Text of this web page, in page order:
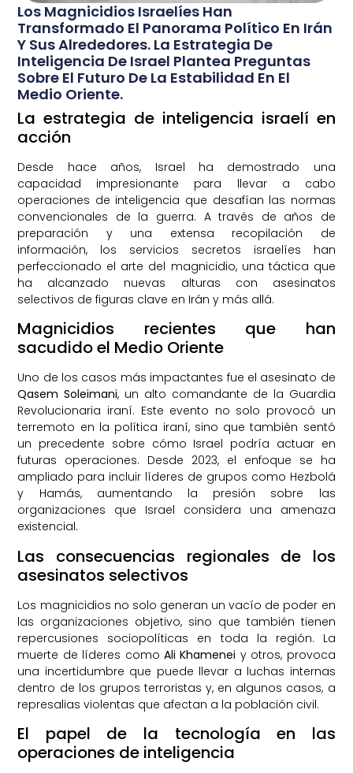
Los Magnicidios Israelíes Han
Transformado El Panorama Político En Irán
Y Sus Alrededores. La Estrategia De
Inteligencia De Israel Plantea Preguntas
Sobre El Futuro De La Estabilidad En El
Medio Oriente.
La estrategia de inteligencia israelí en
acción
Desde hace años, Israel ha demostrado una
capacidad impresionante para llevar a cabo
operaciones de inteligencia que desafían las normas
convencionales de la guerra. A través de años de
preparación y una extensa recopilación de
información, los servicios secretos israelíes han
perfeccionado el arte del magnicidio, una táctica que
ha alcanzado nuevas alturas con asesinatos
selectivos de figuras clave en Irán y más allá.
Magnicidios recientes que han
sacudido el Medio Oriente
Uno de los casos más impactantes fue el asesinato de
Qasem Soleimani, un alto comandante de la Guardia
Revolucionaria iraní. Este evento no solo provocó un
terremoto en la política iraní, sino que también sentó
un precedente sobre cómo Israel podría actuar en
futuras operaciones. Desde 2023, el enfoque se ha
ampliado para incluir líderes de grupos como Hezbolá
y Hamás, aumentando la presión sobre las
organizaciones que Israel considera una amenaza
existencial.
Las consecuencias regionales de los
asesinatos selectivos
Los magnicidios no solo generan un vacío de poder en
las organizaciones objetivo, sino que también tienen
repercusiones sociopolíticas en toda la región. La
muerte de líderes como Ali Khamenei y otros, provoca
una incertidumbre que puede llevar a luchas internas
dentro de los grupos terroristas y, en algunos casos, a
represalias violentas que afectan a la población civil.
El papel de la tecnología en las
operaciones de inteligencia